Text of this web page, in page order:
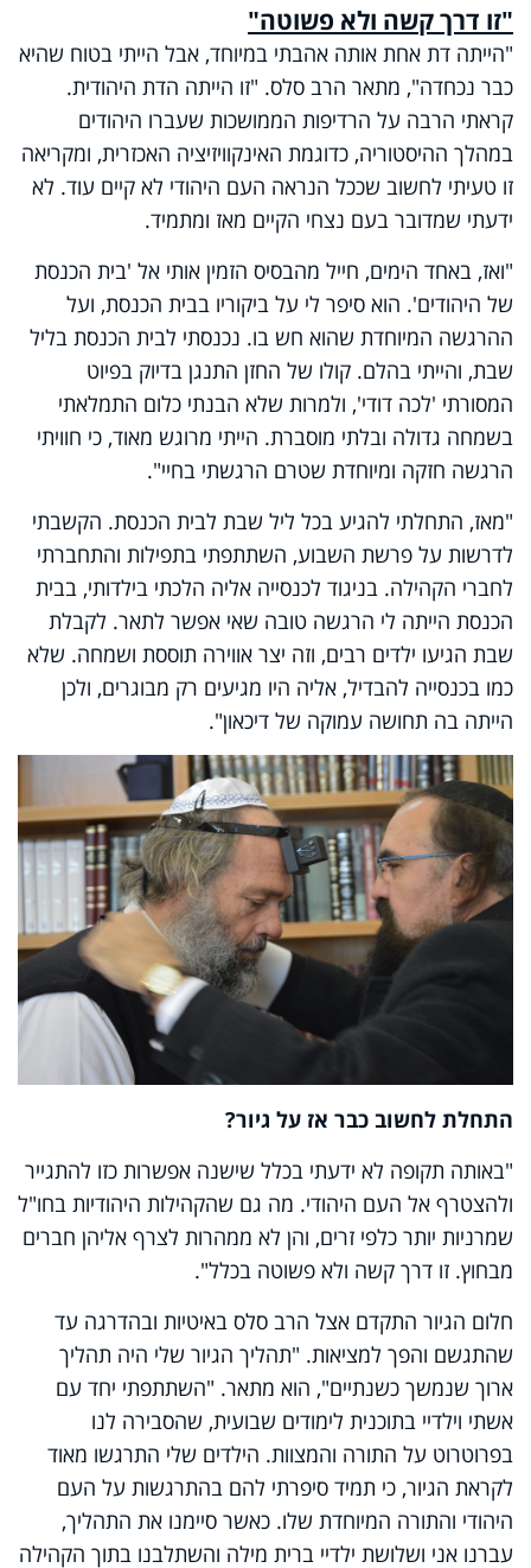
"זו דרך קשה ולא פשוטה"
"הייתה דת אחת אותה אהבתי במיוחד, אבל הייתי בטוח שהיא
כבר נכחדה", מתאר הרב סלס. "זו הייתה הדת היהודית.
קראתי הרבה על הרדיפות הממושכות שעברו היהודים
במהלך ההיסטוריה, כדוגמת האינקוויזיציה האכזרית, ומקריאה
זו טעיתי לחשוב שככל הנראה העם היהודי לא קיים עוד. לא
ידעתי שמדובר בעם נצחי הקיים מאז ומתמיד.
"ואז, באחד הימים, חייל מהבסיס הזמין אותי אל 'בית הכנסת
של היהודים'. הוא סיפר לי על ביקוריו בבית הכנסת, ועל
ההרגשה המיוחדת שהוא חש בו. נכנסתי לבית הכנסת בליל
שבת, והייתי בהלם. קולו של החזן התנגן בדיוק בפיוט
המסורתי 'לכה דודי', ולמרות שלא הבנתי כלום התמלאתי
בשמחה גדולה ובלתי מוסברת. הייתי מרוגש מאוד, כי חוויתי
הרגשה חזקה ומיוחדת שטרם הרגשתי בחיי".
"מאז, התחלתי להגיע בכל ליל שבת לבית הכנסת. הקשבתי
לדרשות על פרשת השבוע, השתתפתי בתפילות והתחברתי
לחברי הקהילה. בניגוד לכנסייה אליה הלכתי בילדותי, בבית
הכנסת הייתה לי הרגשה טובה שאי אפשר לתאר. לקבלת
שבת הגיעו ילדים רבים, וזה יצר אווירה תוססת ושמחה. שלא
כמו בכנסייה להבדיל, אליה היו מגיעים רק מבוגרים, ולכן
הייתה בה תחושה עמוקה של דיכאון".
התחלת לחשוב כבר אז על גיור?
"באותה תקופה לא ידעתי בכלל שישנה אפשרות כזו להתגייר
ולהצטרף אל העם היהודי. מה גם שהקהילות היהודיות בחו"ל
שמרניות יותר כלפי זרים, והן לא ממהרות לצרף אליהן חברים
מבחוץ. זו דרך קשה ולא פשוטה בכלל".
חלום הגיור התקדם אצל הרב סלס באיטיות ובהדרגה עד
שהתגשם והפך למציאות. "תהליך הגיור שלי היה תהליך
ארוך שנמשך כשנתיים", הוא מתאר. "השתתפתי יחד עם
אשתי וילדיי בתוכנית לימודים שבועית, שהסבירה לנו
בפרוטרוט על התורה והמצוות. הילדים שלי התרגשו מאוד
לקראת הגיור, כי תמיד סיפרתי להם בהתרגשות על העם
היהודי והתורה המיוחדת שלו. כאשר סיימנו את התהליך,
עברנו אני ושלושת ילדיי ברית מילה והשתלבנו בתוך הקהילה